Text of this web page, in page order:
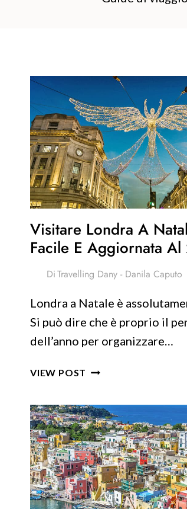
Visitare Londra A
Facile E Aggiornata
DiTravelling Dany - Danila Caputo
Londra a Natale è
Si può dire che è proprio il
dell’anno per organizzare…
VIEW POST VISITARE
NATALE:
GUIDA
FACILE
E
AGGIORNATA
AL
2025